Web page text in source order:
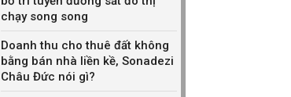
chạy song song
Doanh thu cho thuê đất không
bằng bán nhà liền kề, Sonadezi
Châu Đức nói gì?